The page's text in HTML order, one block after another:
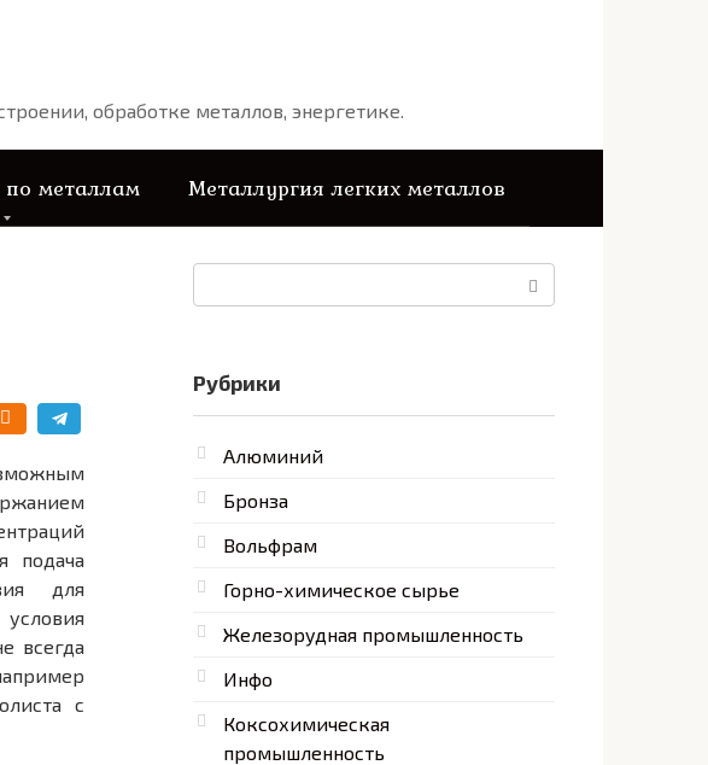
обработке металлов, энергетике.
металлам Металлургия легких металлов
подача
для
всегда
с
Рубрики
Алюминий
Бронза
Вольфрам
Горно-химическое сырье
Железорудная промышленность
Инфо
Коксохимическая
промышленность